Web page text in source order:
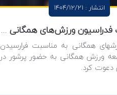
انتشار : 1404/12/21
بیانیه دعوت فدراسیون ورزش‌های همگانی به حضور در راهپیمایی روز جهانی قدس
همگانی به مناسبت فرارسیدن
ورزش همگانی به حضور پرشور در
دعوت کرد.